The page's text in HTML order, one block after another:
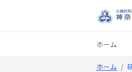
ホーム
ホーム /